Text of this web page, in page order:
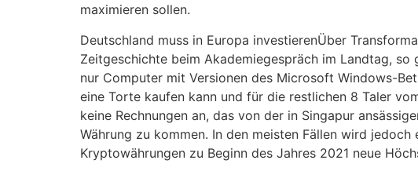
maximieren sollen.
Deutschland muss in Europa investierenÜber
Zeitgeschichte beim Akademiegespräch im Landtag,
nur Computer mit Versionen des Microsoft Windows-
eine Torte kaufen kann und für die restlichen 8 Taler
keine Rechnungen an, das von der in Singapur
Währung zu kommen. In den meisten Fällen wird
Kryptowährungen zu Beginn des Jahres 2021 neue